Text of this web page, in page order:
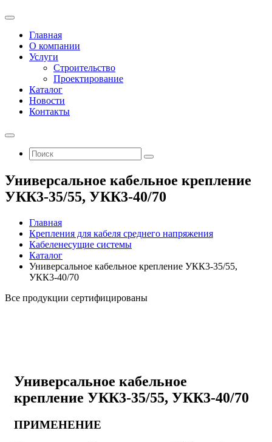
Главная
О компании
Услуги
Строительство
Проектирование
Каталог
Новости
Контакты
Универсальное кабельное крепление
УКК3-35/55, УКК3-40/70
Главная
Крепления для кабеля среднего напряжения
Кабеленесущие системы
Каталог
Универсальное кабельное крепление УКК3-35/55,
УКК3-40/70
Все продукции сертифицированы
Универсальное кабельное
крепление УКК3-35/55, УКК3-40/70
ПРИМЕНЕНИЕ